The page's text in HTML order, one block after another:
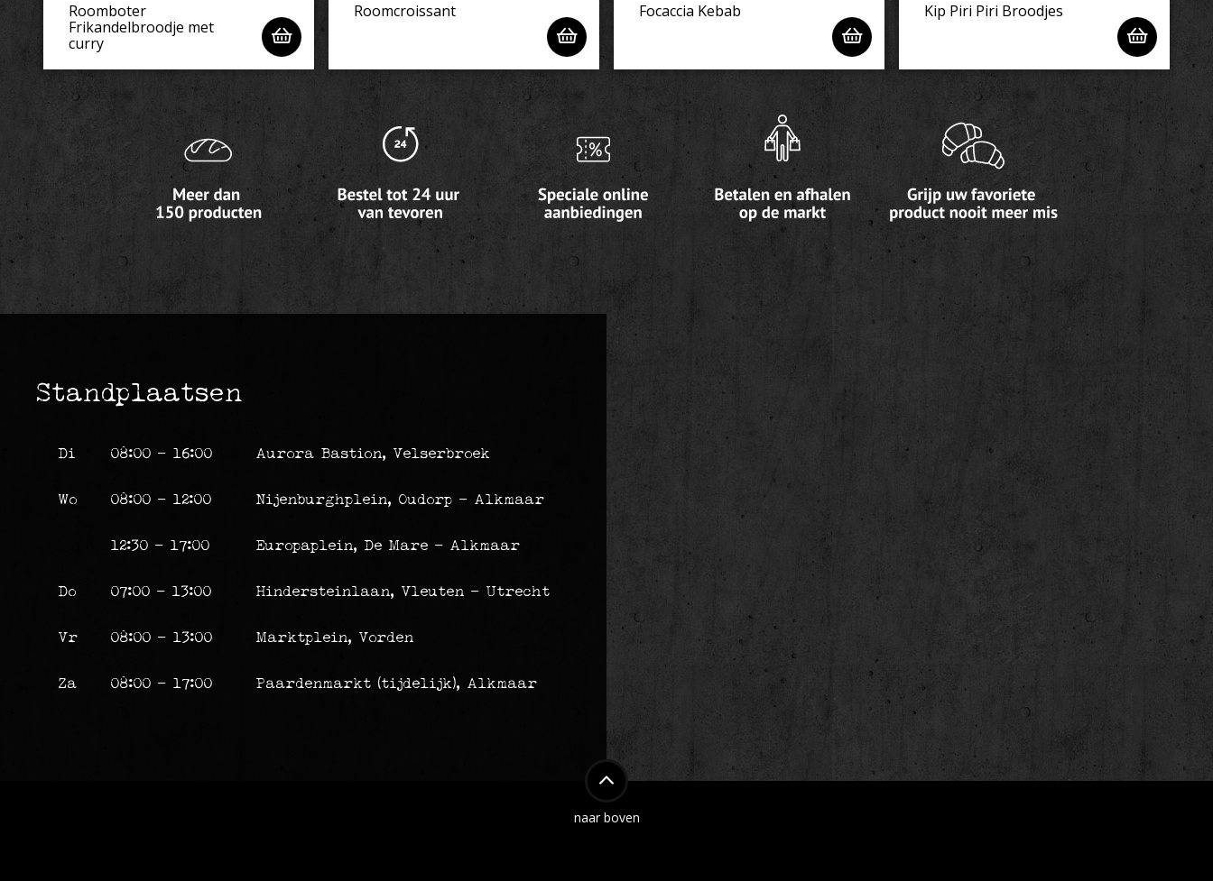
Roomboter
Frikandelbroodje met
curry
Roomcroissant Focaccia Kebab Kip Piri Piri Broodjes
Standplaatsen
Di 08:00 - 16:00 Aurora Bastion, Velserbroek
Wo 08:00 - 12:00 Nijenburghplein, Oudorp - Alkmaar
12:30 - 17:00 Europaplein, De Mare - Alkmaar
Do 07:00 - 13:00 Hindersteinlaan, Vleuten - Utrecht
Vr 08:00 - 13:00 Marktplein, Vorden
Za 08:00 - 17:00 Paardenmarkt (tijdelijk), Alkmaar